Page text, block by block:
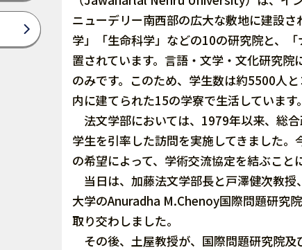
ニューデリー南西部の広大な敷地に建設
学」「生命科学」などの10の研究院と、
置されています。言語・文学・文化研究
のみです。このため、学生数は約5500人
内に建てられた15の学寮で生活しています。
法文学部においては、1979年以来、総
学生を引率した訪問を実施してきました
の希望によって、学術交流協定を結ぶこと
当日は、加藤法文学部長と戸澤健次教授
大学のAnuradha M.Chenoy国際問題研究
取り交わしました。
その後、土屋教授が、国際問題研究院